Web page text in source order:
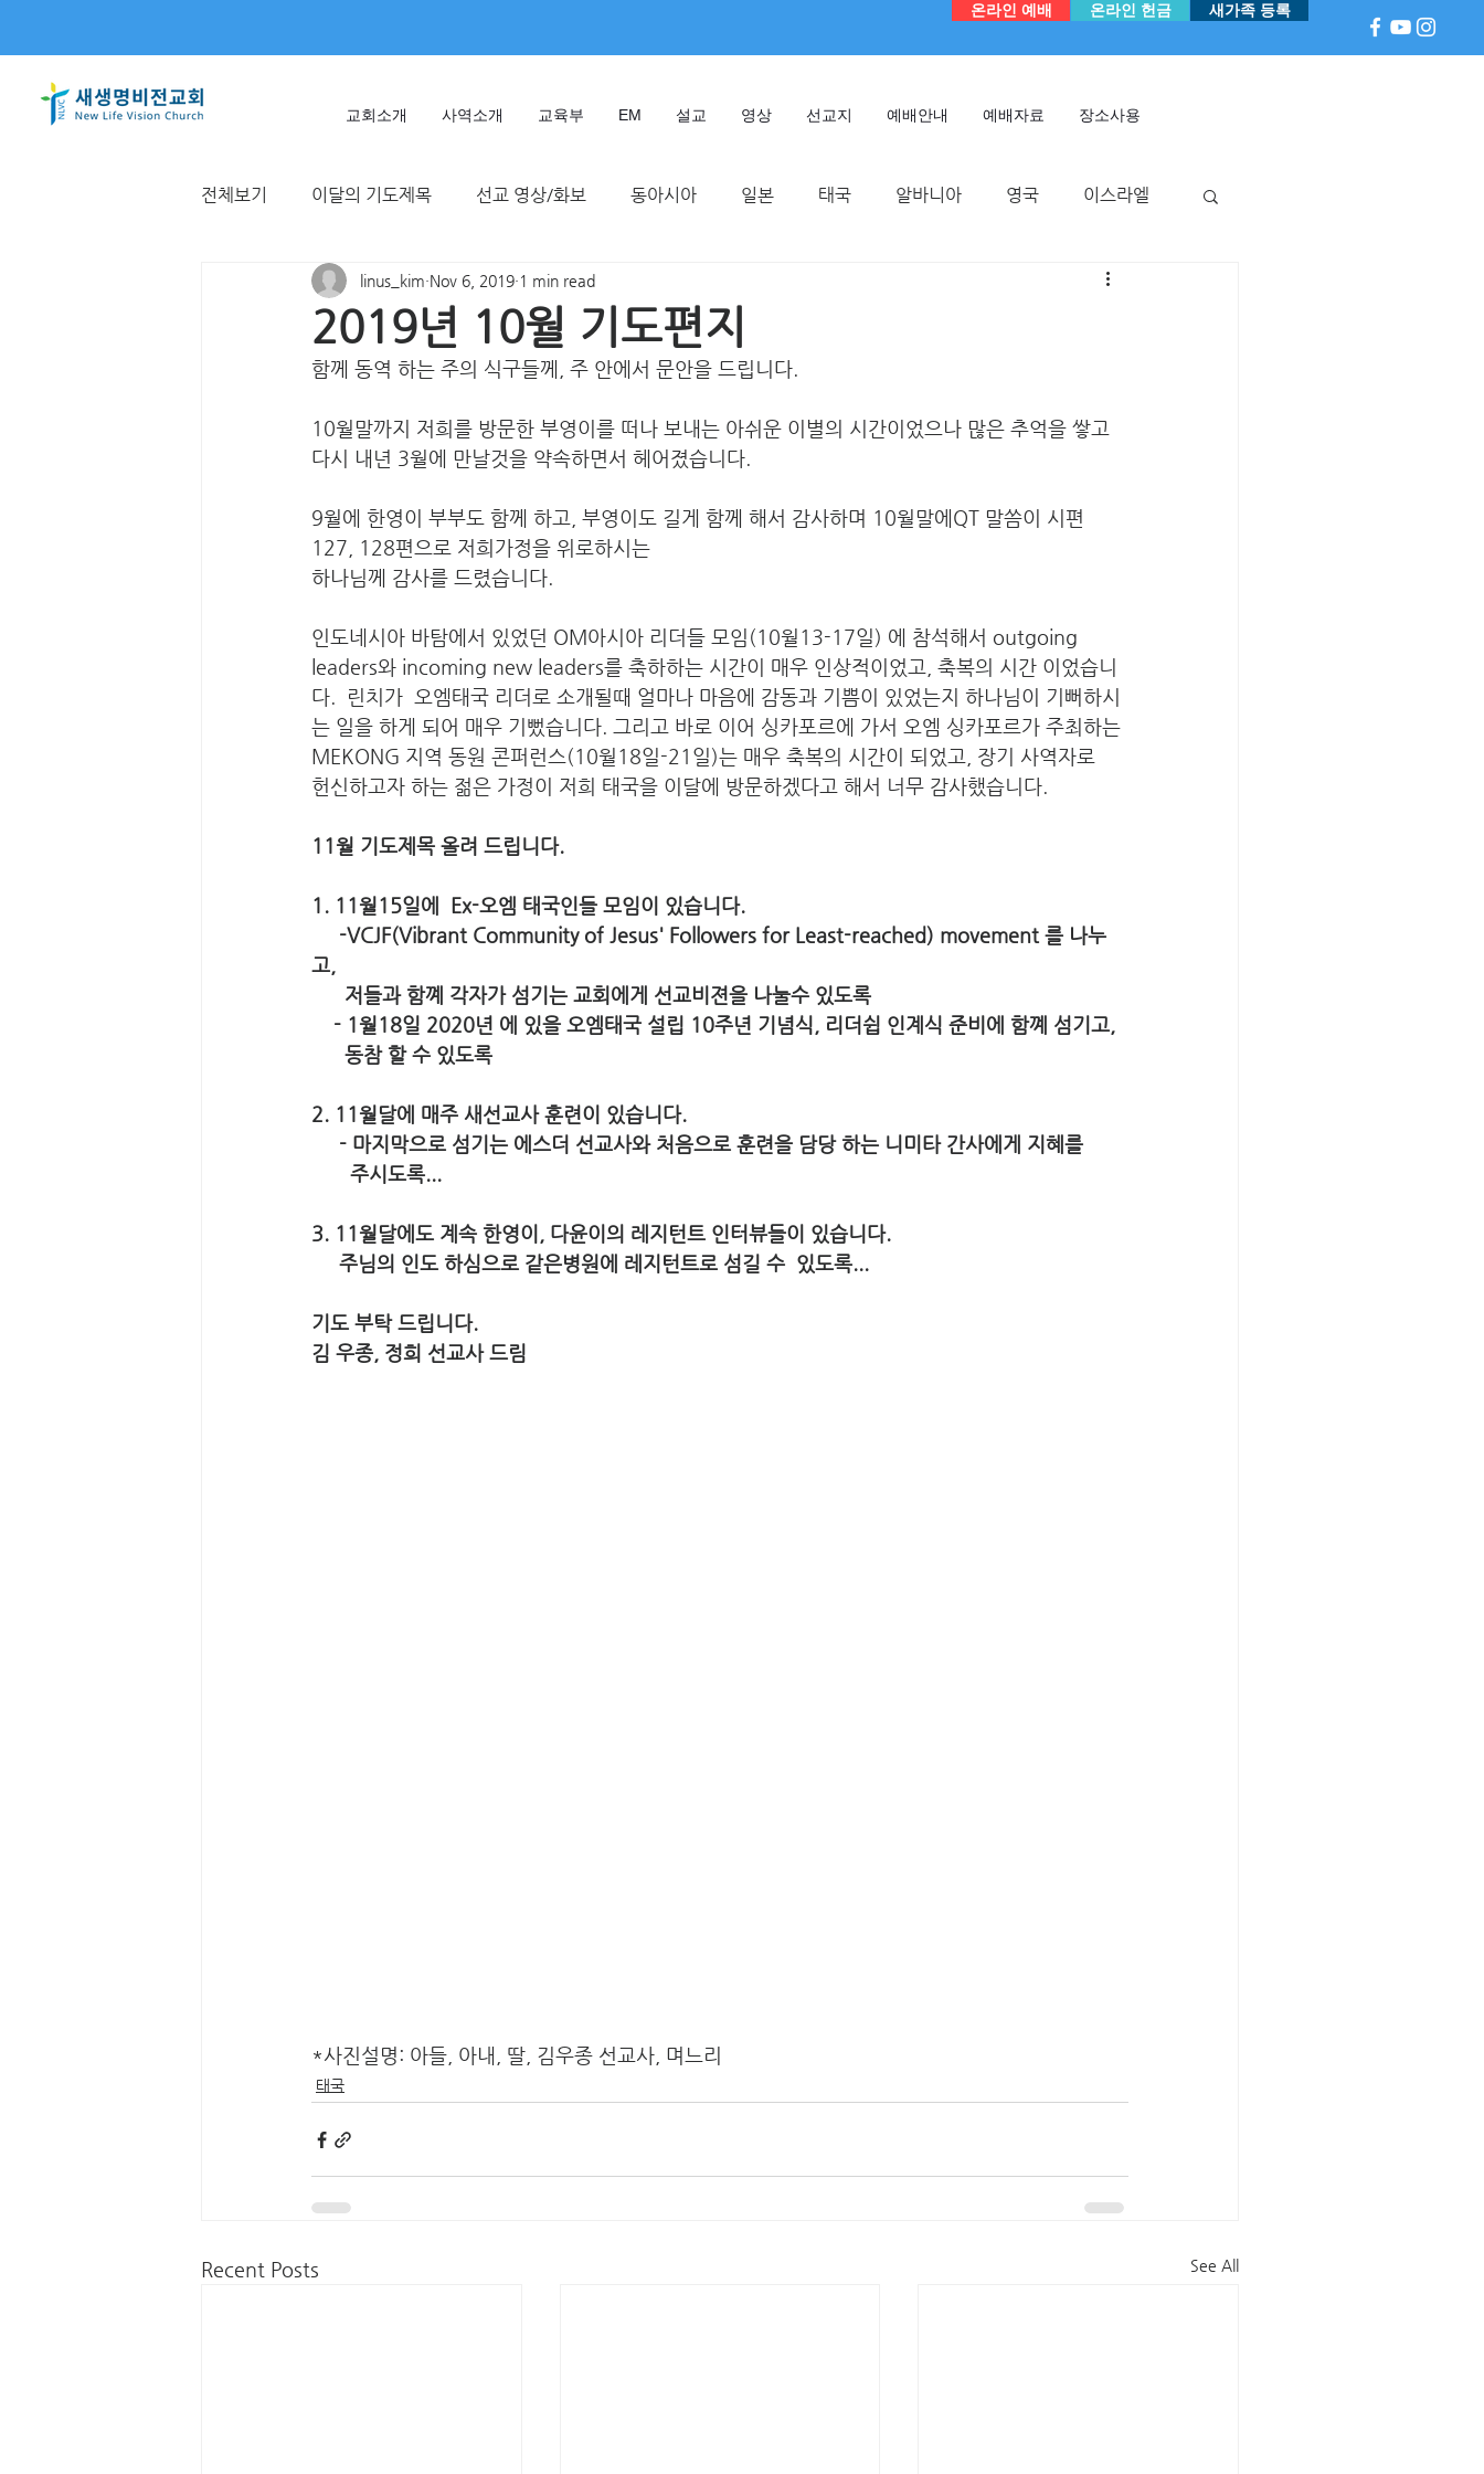
교회소개 사역소개 교육부 EM 설교 영상 선교지 예배안내 예배자료 장소사용
온라인 헌금 새가족 등록
온라인 예배
전체보기 이달의 기도제목 선교 영상/화보 동아시아 일본 태국 알바니아 영국 이스라엘
불가리아 | 터키 독일 대만
EWC 대한민국 TMTC
2019년 10월 기도편지
linus_kim Nov 6, 2019 1 min read
함께 동역 하는 주의 식구들께, 주 안에서 문안을 드립니다.
10월말까지 저희를 방문한 부영이를 떠나 보내는 아쉬운 이별의 시간이었으나 많은 추억을 쌓고
다시 내년 3월에 만날것을 약속하면서 헤어졌습니다.
9월에 한영이 부부도 함께 하고, 부영이도 길게 함께 해서 감사하며 10월말에QT 말씀이 시편
127, 128편으로 저희가정을 위로하시는
하나님께 감사를 드렸습니다.
인도네시아 바탐에서 있었던 OM아시아 리더들 모임(10월13-17일) 에 참석해서 outgoing
leaders와 incoming new leaders를 축하하는 시간이 매우 인상적이었고, 축복의 시간 이었습니
다.  린치가  오엠태국 리더로 소개될때 얼마나 마음에 감동과 기쁨이 있었는지 하나님이 기뻐하시
는 일을 하게 되어 매우 기뻤습니다. 그리고 바로 이어 싱카포르에 가서 오엠 싱카포르가 주최하는
MEKONG 지역 동원 콘퍼런스(10월18일-21일)는 매우 축복의 시간이 되었고, 장기 사역자로
헌신하고자 하는 젊은 가정이 저희 태국을 이달에 방문하겠다고 해서 너무 감사했습니다.
11월 기도제목 올려 드립니다.
1. 11월15일에  Ex-오엠 태국인들 모임이 있습니다.
고,
      저들과 함꼐 각자가 섬기는 교회에게 선교비젼을 나눌수 있도록
    - 1월18일 2020년 에 있을 오엠태국 설립 10주년 기념식, 리더쉽 인계식 준비에 함꼐 섬기고,
      동참 할 수 있도록
2. 11월달에 매주 새선교사 훈련이 있습니다.
     - 마지막으로 섬기는 에스더 선교사와 처음으로 훈련을 담당 하는 니미타 간사에게 지혜를
       주시도록...
3. 11월달에도 계속 한영이, 다윤이의 레지턴트 인터뷰들이 있습니다.
     주님의 인도 하심으로 같은병원에 레지턴트로 섬길 수  있도록...
기도 부탁 드립니다.
김 우종, 정희 선교사 드림
*사진설명: 아들, 아내, 딸, 김우종 선교사, 며느리
태국
Recent Posts See All